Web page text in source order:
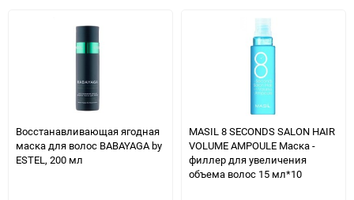
Восстанавливающая ягодная
маска для волос BABAYAGA by
ESTEL, 200 мл
MASIL 8 SECONDS SALON HAIR
VOLUME AMPOULE Маска -
филлер для увеличения
объема волос 15 мл*10